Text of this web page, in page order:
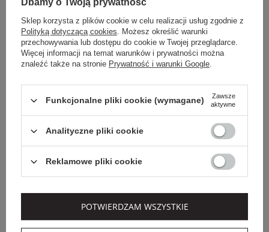
PINKO
FELCE PINKO
199,00 PLN
Dodatkowo -20% na kod
OUTLET20
TWINSET U&B
CZAPKA DAMSKA Z
WEŁNĄ TWINSET U&B
429,00 PLN
Dbamy o Twoją prywatność
Sklep korzysta z plików cookie w celu realizacji usług zgodnie z
Polityką dotyczącą cookies. Możesz określić warunki
przechowywania lub dostępu do cookie w Twojej przeglądarce.
Więcej informacji na temat warunków i prywatności można
znaleźć także na stronie Prywatność i warunki Google.
Funkcjonalne pliki cookie (wymagane)
Zawsze
aktywne
Analityczne pliki cookie
Reklamowe pliki cookie
POTWIERDZAM WSZYSTKIE